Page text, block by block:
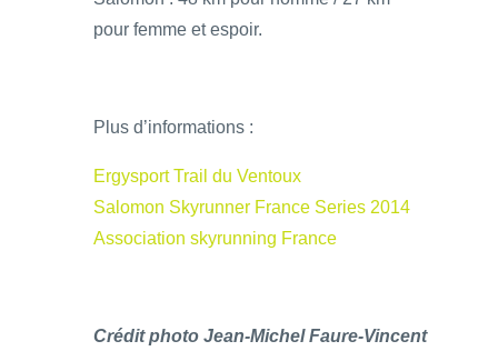
pour femme et espoir.
Plus d’informations :
Ergysport Trail du Ventoux
Salomon Skyrunner France Series 2014
Association skyrunning France
Crédit photo Jean-Michel Faure-Vincent